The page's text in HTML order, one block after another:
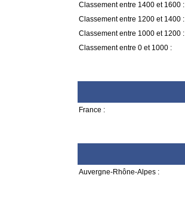
Classement entre 1400 et 1600 :
Classement entre 1200 et 1400 :
Classement entre 1000 et 1200 :
Classement entre 0 et 1000 :
France :
Auvergne-Rhône-Alpes :